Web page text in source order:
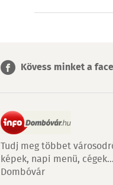
Kövess minket a
Tudj meg többet
képek, napi menü,
Dombóvár